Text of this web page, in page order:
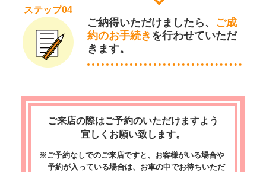
ステップ04
ご納得いただけましたら、 ご成
約のお手続き を行わせていただ
きます。
ご来店の際はご予約のいただけますよう
宜しくお願い致します。
※ご予約なしでのご来店ですと、お客様がいる場合や
予約が入っている場合は、お車の中でお待ちいただ